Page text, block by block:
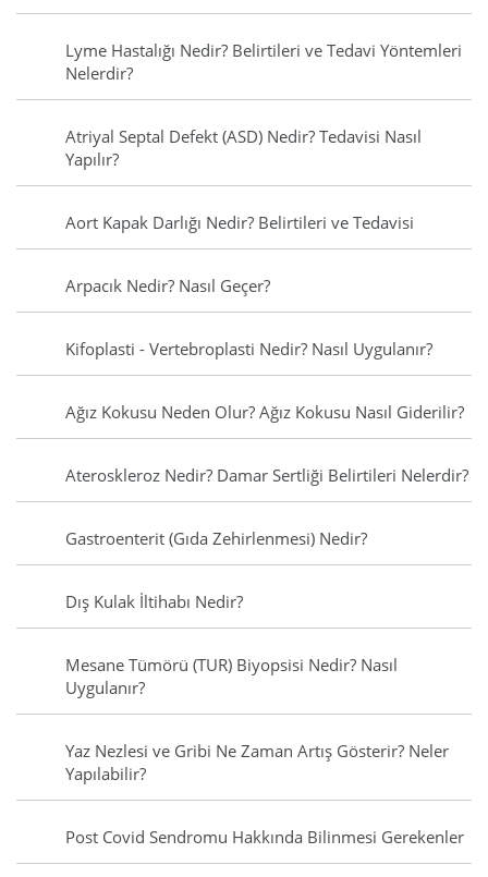
Lyme Hastalığı Nedir? Belirtileri ve Tedavi Yöntemleri
Nelerdir?
Atriyal Septal Defekt (ASD) Nedir? Tedavisi Nasıl
Yapılır?
Aort Kapak Darlığı Nedir? Belirtileri ve Tedavisi
Arpacık Nedir? Nasıl Geçer?
Kifoplasti - Vertebroplasti Nedir? Nasıl Uygulanır?
Ağız Kokusu Neden Olur? Ağız Kokusu Nasıl Giderilir?
Ateroskleroz Nedir? Damar Sertliği Belirtileri Nelerdir?
Gastroenterit (Gıda Zehirlenmesi) Nedir?
Dış Kulak İltihabı Nedir?
Mesane Tümörü (TUR) Biyopsisi Nedir? Nasıl
Uygulanır?
Yaz Nezlesi ve Gribi Ne Zaman Artış Gösterir? Neler
Yapılabilir?
Post Covid Sendromu Hakkında Bilinmesi Gerekenler